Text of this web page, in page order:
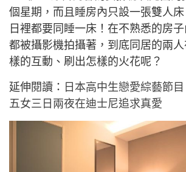
個星期，而且睡房內只設一張雙人
日裡都要同睡一床！在不熟悉的房
都被攝影機拍攝著，到底同居的兩
樣的互動、刷出怎樣的火花呢？
延伸閱讀： 日本高中生戀愛綜藝節
五女三日兩夜在迪士尼追求真愛